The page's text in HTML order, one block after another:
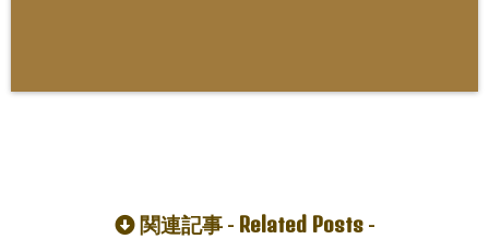
関連記事 - Related Posts-